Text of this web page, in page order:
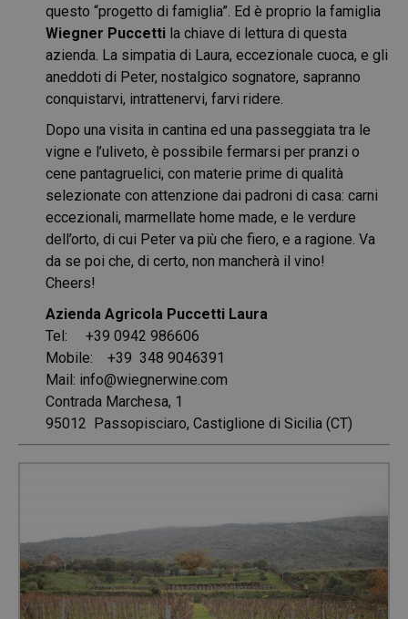
questo “progetto di famiglia”. Ed è proprio la famiglia
Wiegner Puccetti la chiave di lettura di questa
azienda. La simpatia di Laura, eccezionale cuoca, e gli
aneddoti di Peter, nostalgico sognatore, sapranno
conquistarvi, intrattenervi, farvi ridere.
Dopo una visita in cantina ed una passeggiata tra le
vigne e l’uliveto, è possibile fermarsi per pranzi o
cene pantagruelici, con materie prime di qualità
selezionate con attenzione dai padroni di casa: carni
eccezionali, marmellate home made, e le verdure
dell’orto, di cui Peter va più che fiero, e a ragione. Va
da se poi che, di certo, non mancherà il vino!
Cheers!
Azienda Agricola Puccetti Laura
Tel: +39 0942 986606
Mobile: +39 348 9046391
Mail: info@wiegnerwine.com
Contrada Marchesa, 1
95012 Passopisciaro, Castiglione di Sicilia (CT)